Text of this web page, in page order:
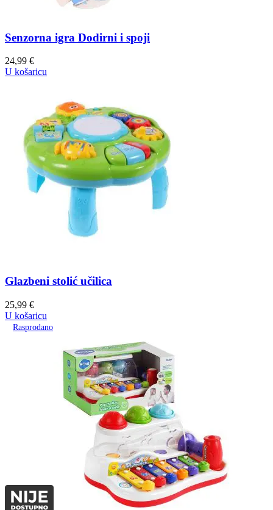
Senzorna igra Dodirni i spoji
24,99 €
U košaricu
Glazbeni stolić učilica
25,99 €
U košaricu
Rasprodano